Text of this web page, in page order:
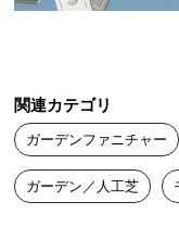
い
て
リゾートのよ
うな空気感。い
関連カテゴリ
ガーデンファニチャー
ガーデン／人工芝